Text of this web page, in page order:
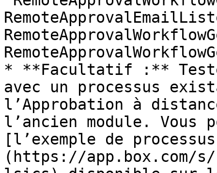
* **Facultatif :**
avec un processus
l’Approbation à
l’ancien module. Vous
[l’exemple de
(https://app.box.com/s/